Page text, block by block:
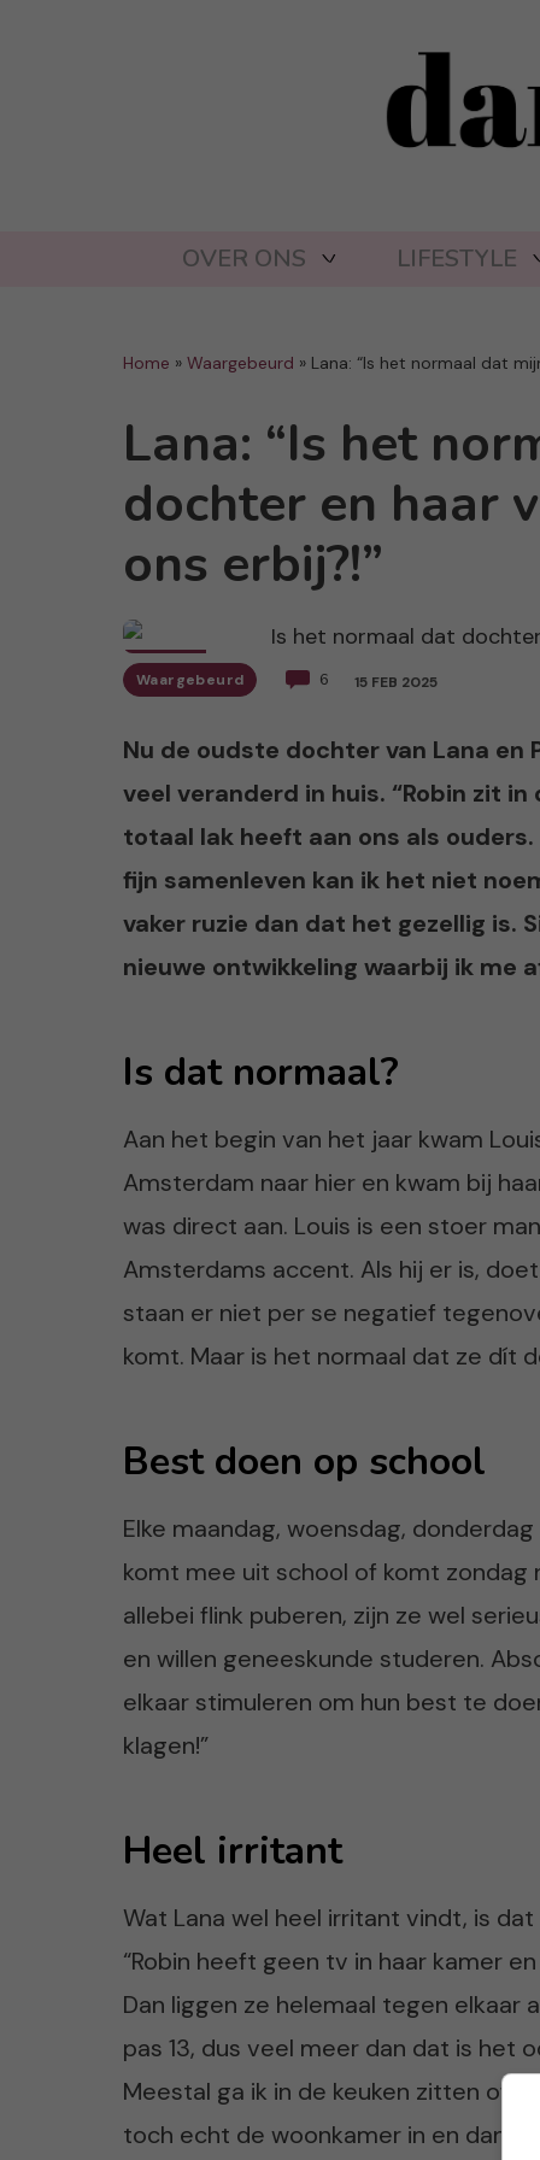
OVER ONS LIFESTYLE
Home » Waargebeurd » Lana: “Is het normaal dat
Lana: “Is het
dochter en haar
ons erbij?!”
Waargebeurd 6 15 FEB 2025
Nu de oudste dochter van Lana
veel veranderd in huis. “Robin zit
totaal lak heeft aan ons als
fijn samenleven kan ik het niet
vaker ruzie dan dat het gezellig is.
nieuwe ontwikkeling waarbij ik me
Is dat normaal?
Aan het begin van het jaar kwam
Amsterdam naar hier en kwam bij
was direct aan. Louis is een stoer
Amsterdams accent. Als hij er is,
staan er niet per se negatief
komt. Maar is het normaal dat ze dít
Best doen op school
Elke maandag, woensdag,
komt mee uit school of komt zondag
allebei flink puberen, zijn ze wel
en willen geneeskunde studeren.
elkaar stimuleren om hun best te
klagen!”
Heel irritant
Wat Lana wel heel irritant vindt, is
“Robin heeft geen tv in haar kamer
Dan liggen ze helemaal tegen elkaar
pas 13, dus veel meer dan dat is het
Meestal ga ik in de keuken zitten of
toch echt de woonkamer in en dan